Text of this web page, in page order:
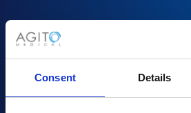
Consent Details